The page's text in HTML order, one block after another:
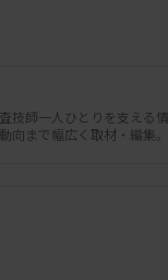
を報告した。
先進医療を受け
技師一人ひとりを支え
まで幅広く取材・編集